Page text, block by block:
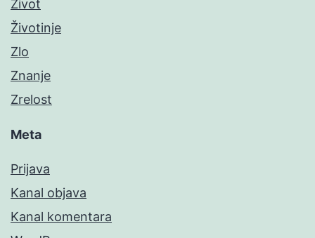
Život
Životinje
Zlo
Znanje
Zrelost
Meta
Prijava
Kanal objava
Kanal komentara